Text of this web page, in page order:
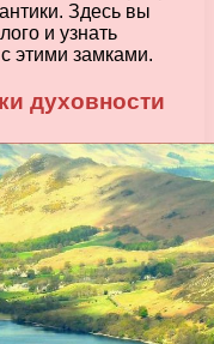
Здесь вы
и узнать
этими замками.
духовности